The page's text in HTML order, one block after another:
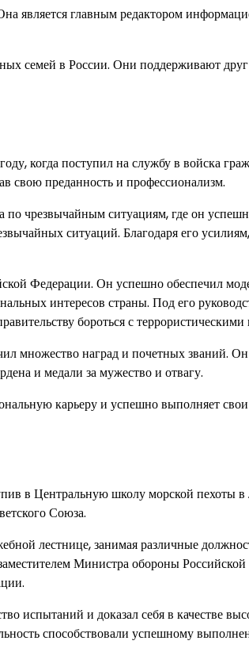
является главным редактором
семей в России. Они поддерживают друг
когда поступил на службу в войска
свою преданность и профессионализм.
чрезвычайным ситуациям, где он
ситуаций. Благодаря его
Федерации. Он успешно обеспечил
интересов страны. Под его
бороться с
множество наград и почетных званий. Он
и медали за мужество и отвагу.
карьеру и успешно выполняет
в Центральную школу морской пехоты в
Союза.
лестнице, занимая различные
Министра обороны
испытаний и доказал себя в качестве
способствовали успешному